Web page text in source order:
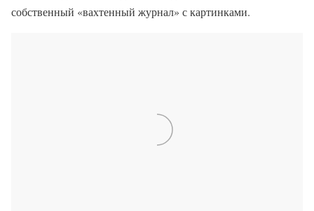
собственный «вахтенный журнал» с картинками.